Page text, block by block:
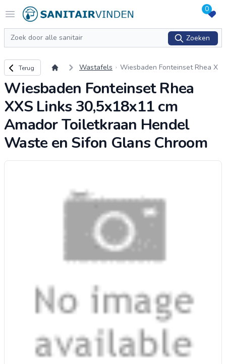
Open menu
Logo sanitairvinden.nl 0
Zoeken
Zoeken
Terug naar overzicht
Terug Wastafels
Wiesbaden Fonteinset Rhea X
r Toiletkraan Hendel Waste en
Wiesbaden Fonteinset Rhea
XXS Links 30,5x18x11 cm
Amador Toiletkraan Hendel
Waste en Sifon Glans Chroom